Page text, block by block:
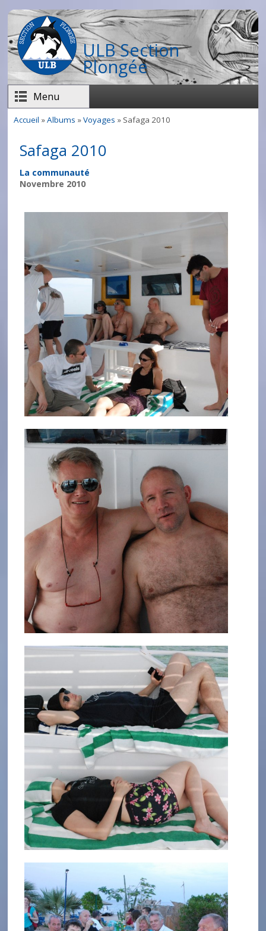
Aller au contenu principal
ULB Section
Plongée
Menu
Accueil »Albums »Voyages » Safaga 2010
Safaga 2010
La communauté
Novembre 2010